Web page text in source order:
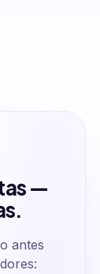
—
antes